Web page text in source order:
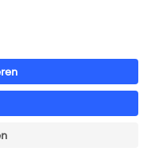
Zukunft“ (PASCH)